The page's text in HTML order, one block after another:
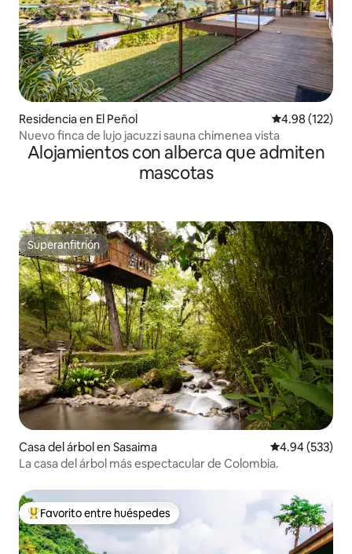
Residencia en El Peñol Calificación
4.98 (122)
Nuevo finca de lujo jacuzzi sauna chimenea vista
Alojamientos con alberca que admiten
mascotas
Superanfitrión
Superanfitrión
Casa del árbol en Sasaima Calificación
4.94 (533)
La casa del árbol más espectacular de Colombia.
De los mejores en Favorito entre huéspedes
Favorito entre huéspedes